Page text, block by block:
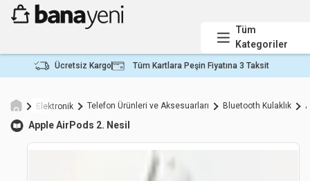
Tüm
Kategoriler
Ücretsiz Kargo Tüm Kartlara Peşin Fiyatına 3 Taksit
Elektronik Telefon Ürünleri ve Aksesuarları Bluetooth Kulaklık
AppleAirPods 2. Nesil